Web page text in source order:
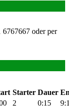
6767667 oder per
Starter Dauer
2 0:15